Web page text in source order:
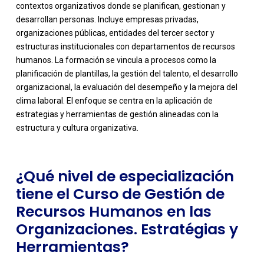
contextos organizativos donde se planifican, gestionan y
desarrollan personas. Incluye empresas privadas,
organizaciones públicas, entidades del tercer sector y
estructuras institucionales con departamentos de recursos
humanos. La formación se vincula a procesos como la
planificación de plantillas, la gestión del talento, el desarrollo
organizacional, la evaluación del desempeño y la mejora del
clima laboral. El enfoque se centra en la aplicación de
estrategias y herramientas de gestión alineadas con la
estructura y cultura organizativa.
-
¿Qué nivel de especialización
tiene el Curso de Gestión de
Recursos Humanos en las
Organizaciones. Estratégias y
Herramientas?